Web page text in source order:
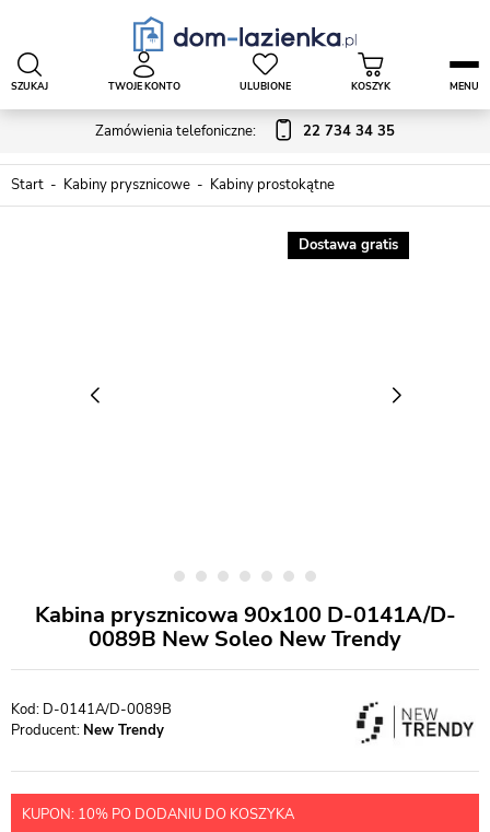
Zamówienia telefoniczne: 22 734 34 35
SZUKAJ TWOJE KONTO ULUBIONE KOSZYK MENU
Start Kabiny prysznicowe Kabiny prostokątne
Dostawa gratis
Kabina prysznicowa 90x100 D-0141A/D-
0089B New Soleo New Trendy
D-0141A/D-0089B
Producent: New Trendy
KUPON: 10% PO DODANIU DO KOSZYKA